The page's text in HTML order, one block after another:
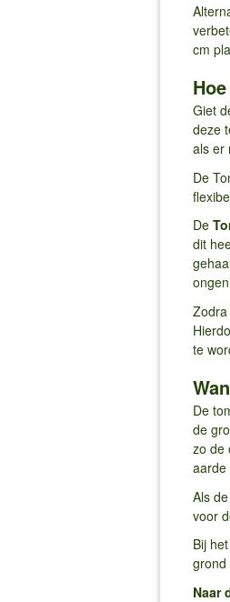
cm
Giet
deze
als er
De
De
dit
te
De
de
zo de
aarde
Als
voor
Bij
grond
Naar